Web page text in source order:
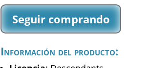
-
(6775_08)
cantidad
Seguir comprando
Información del producto: